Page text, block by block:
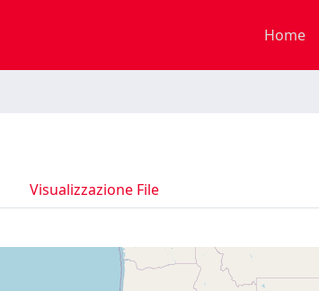
Home
Visualizzazione File